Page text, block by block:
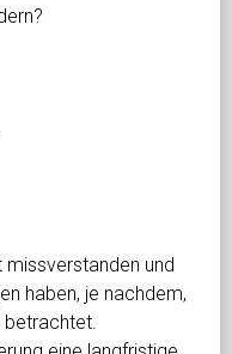
missverstanden und
haben, je nachdem,
betrachtet.